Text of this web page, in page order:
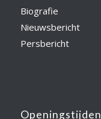
Biografie
Nieuwsbericht
Persbericht
Openingstijden